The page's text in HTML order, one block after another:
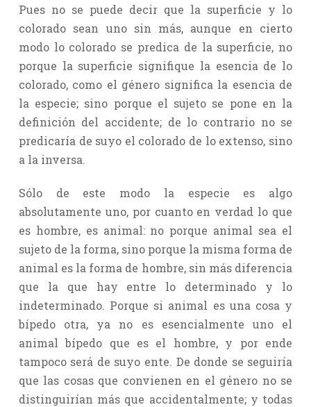
Pues no se puede decir que la superficie y lo
colorado sean uno sin más, aunque en cierto
modo lo colorado se predica de la superficie, no
porque la superficie signifique la esencia de lo
colorado, como el género significa la esencia de
la especie; sino porque el sujeto se pone en la
definición del accidente; de lo contrario no se
predicaría de suyo el colorado de lo extenso, sino
a la inversa.
Sólo de este modo la especie es algo
absolutamente uno, por cuanto en verdad lo que
es hombre, es animal: no porque animal sea el
sujeto de la forma, sino porque la misma forma de
animal es la forma de hombre, sin más diferencia
que la que hay entre lo determinado y lo
indeterminado. Porque si animal es una cosa y
bípedo otra, ya no es esencialmente uno el
animal bípedo que es el hombre, y por ende
tampoco será de suyo ente. De donde se seguiría
que las cosas que convienen en el género no se
distinguirían más que accidentalmente; y todas